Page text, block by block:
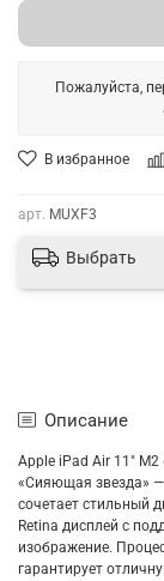
В избранное
арт. MUXF3
Пожалуйста,
Выбрать
Описание
Apple iPad Air 11" M2
«Сияющая звезда» —
сочетает стильный
Retina дисплей с
изображение.
гарантирует